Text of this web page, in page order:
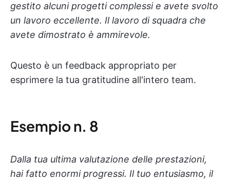
gestito alcuni progetti complessi e avete svolto
un lavoro eccellente. Il lavoro di squadra che
avete dimostrato è ammirevole.
Questo è un feedback appropriato per
esprimere la tua gratitudine all'intero team.
Esempio n. 8
Dalla tua ultima valutazione delle prestazioni,
hai fatto enormi progressi. Il tuo entusiasmo, il